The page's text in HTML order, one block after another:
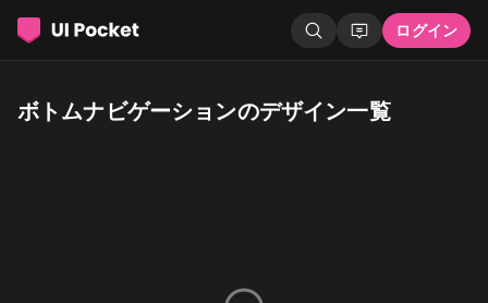
ログイン
ボトムナビゲーションのデザイン一覧